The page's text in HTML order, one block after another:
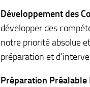
Développement des
développer des
notre priorité absolue
préparation et
Préparation Préalable